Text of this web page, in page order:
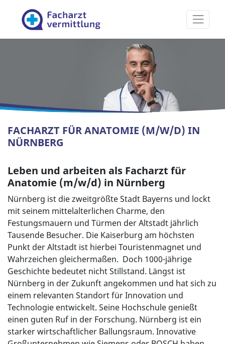
Facharztvermittlung
FACHARZT FÜR ANATOMIE (M/W/D) IN
NÜRNBERG
Leben und arbeiten als Facharzt für
Anatomie (m/w/d) in Nürnberg
Nürnberg ist die zweitgrößte Stadt Bayerns und lockt
mit seinem mittelalterlichen Charme, den
Festungsmauern und Türmen der Altstadt jährlich
Tausende Besucher. Die Kaiserburg am höchsten
Punkt der Altstadt ist hierbei Touristenmagnet und
Wahrzeichen gleichermaßen. Doch 1000-jährige
Geschichte bedeutet nicht Stillstand. Längst ist
Nürnberg in der Zukunft angekommen und hat sich zu
einem relevanten Standort für Innovation und
Technologie entwickelt. Seine Hochschule genießt
einen guten Ruf in der Forschung. Nürnberg ist ein
starker wirtschaftlicher Ballungsraum. Innovative